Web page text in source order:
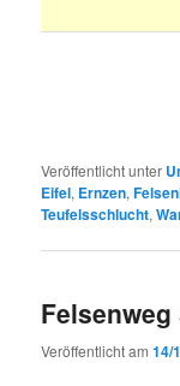
Veröffentlicht unter
Eifel, Ernzen,
Teufelsschlucht,
Veröffentlicht am14/